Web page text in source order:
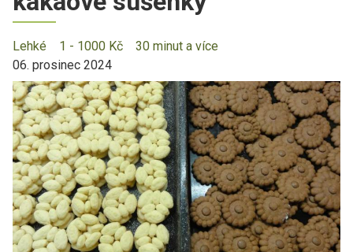
Lehké 1 - 1000 Kč
30 minut a více
06. prosinec 2024